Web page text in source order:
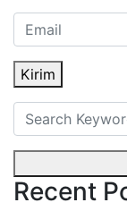
Kirim
Recent